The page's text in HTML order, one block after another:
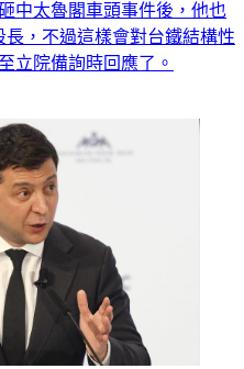
中太魯閣車頭事件後，他也
，不過這樣會對台鐵結構性
立院備詢時回應了。